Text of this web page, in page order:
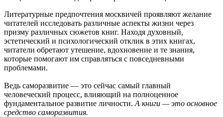
Литературные предпочтения москвичей проявляют желание
читателей исследовать различные аспекты жизни через
призму различных сюжетов книг. Находя духовный,
эстетический и психологический отклик в этих книгах,
читатели обретают утешение, вдохновение и те знания,
которые помогают им справляться с повседневными
проблемами.
Ведь саморазвитие — это сейчас самый главный
человеческий процесс, влияющий на полноценное
фундаментальное развитие личности. А книги — это основное
средство саморазвития.